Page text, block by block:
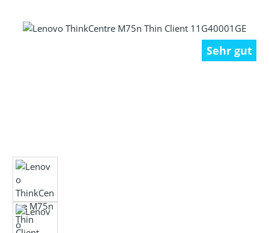
Bildergalerie überspringen
Sehr gut